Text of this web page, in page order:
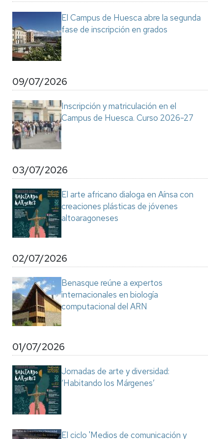
El Campus de Huesca abre la segunda
fase de inscripción en grados
09/07/2026
Inscripción y matriculación en el
Campus de Huesca. Curso 2026-27
03/07/2026
El arte africano dialoga en Aínsa con
creaciones plásticas de jóvenes
altoaragoneses
02/07/2026
Benasque reúne a expertos
internacionales en biología
computacional del ARN
01/07/2026
Jornadas de arte y diversidad:
‘Habitando los Márgenes’
El ciclo 'Medios de comunicación y